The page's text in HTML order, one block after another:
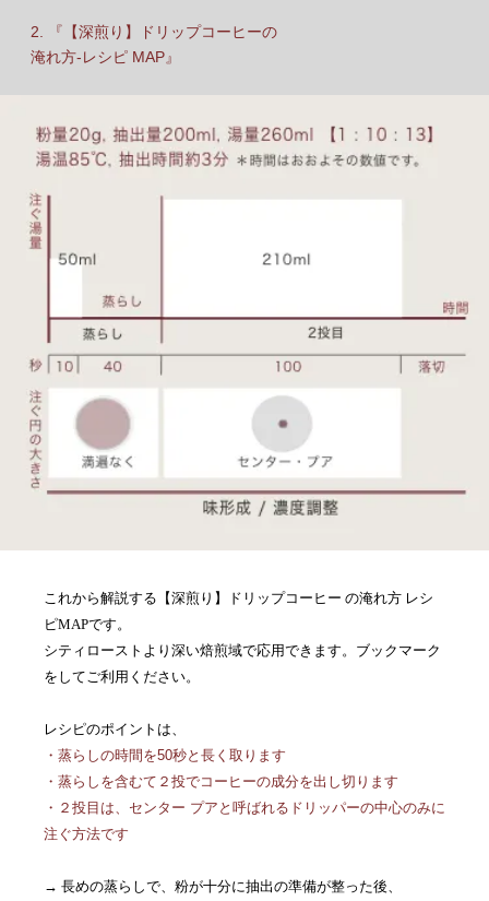
2. 『【深煎り】ドリップコーヒーの
淹れ方-レシピ MAP』
これから解説する【深煎り】ドリップコーヒー の淹れ方 レシ
ピMAPです。
シティローストより深い焙煎域で応用できます。ブックマーク
をしてご利用ください。
レシピのポイントは、
・蒸らしの時間を50秒と長く取ります
・蒸らしを含むて２投でコーヒーの成分を出し切ります
・２投目は、センター プアと呼ばれるドリッパーの中心のみに
注ぐ方法です
→ 長めの蒸らしで、粉が十分に抽出の準備が整った後、